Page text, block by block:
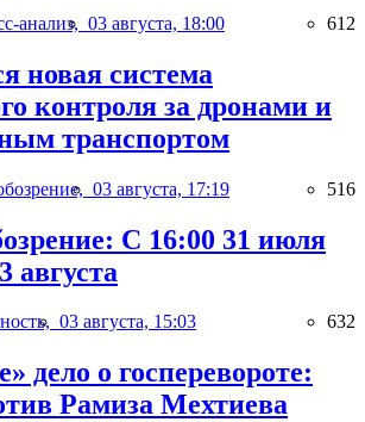
анализ, 03 августа, 18:00 612
новая система
контроля за дронами и
транспортом
03 августа, 17:19 516
С 16:00 31 июля
августа
03 августа, 15:03 632
дело о госперевороте:
Рамиза Мехтиева